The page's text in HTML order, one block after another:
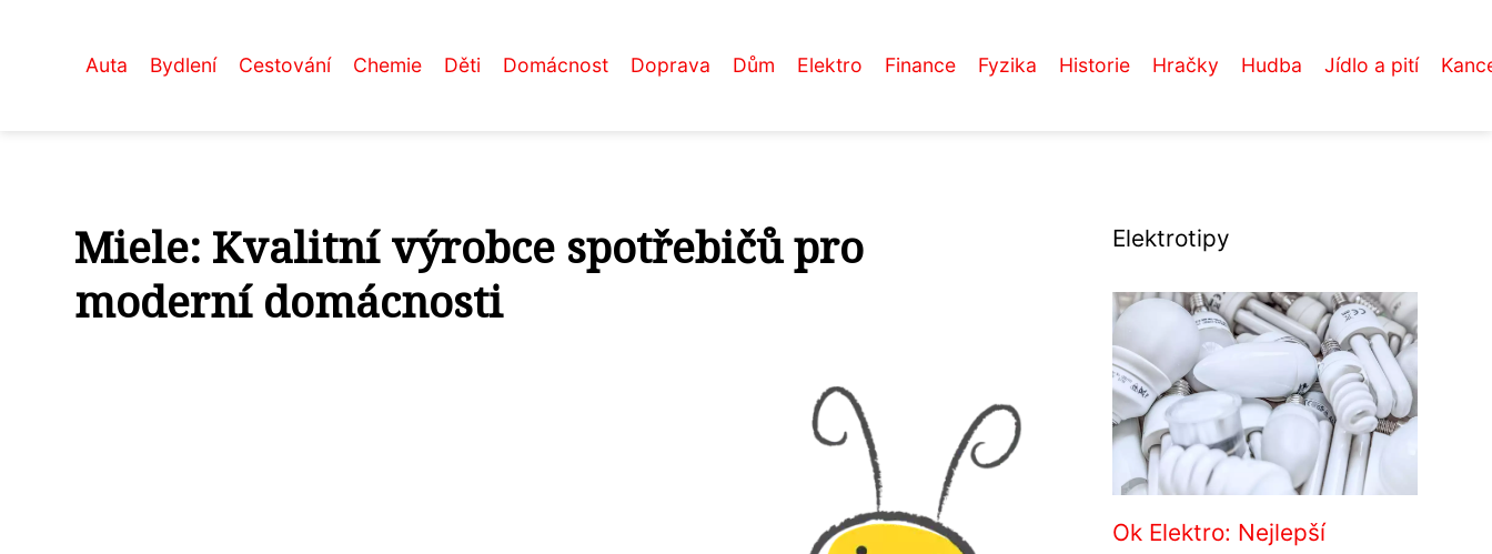
Auta Bydlení Cestování Chemie Děti Domácnost Doprava Dům Elektro Finance Fyzika Historie Hračky Hudba Jídlo a pití
Miele: Kvalitní výrobce spotřebičů pro
moderní domácnosti
Elektrotipy
Ok Elektro: Nejlepší